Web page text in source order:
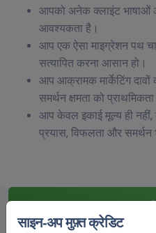
आपको अनेक क्लाइंट भाषाओं
आवश्यकता है।
आप एक ऐसा माइग्रेशन पथ
सत्यापित करना आसान हो।
आप आक्रामक मार्केटिंग
समर्थन क्षमता को
आप केवल इकाई मूल्य ही नहीं,
प्रयास, विफलता और समर्थन
साइन-अप मुफ़्त क्रेडिट